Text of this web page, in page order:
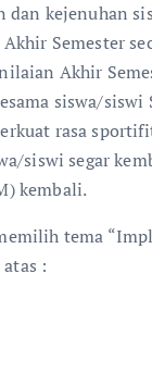
dan kejenuhan
Semester
Akhir
siswa/
rasa
siswi segar
kembali.
tema
: